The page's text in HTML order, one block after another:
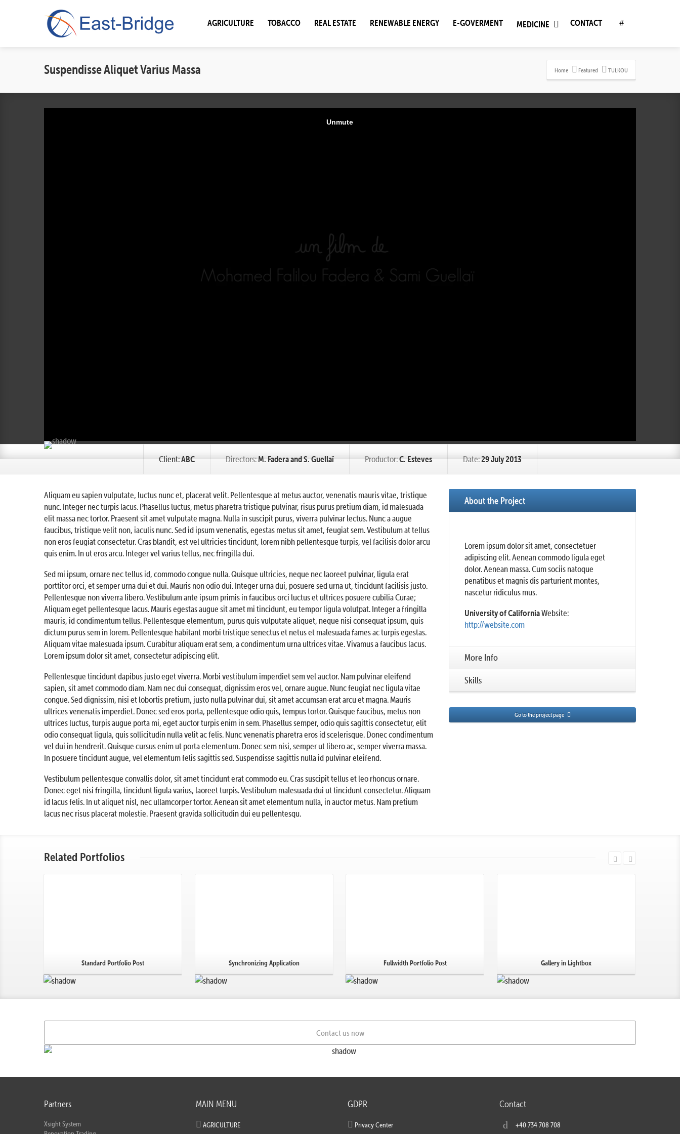
AGRICULTURE TOBACCO REAL ESTATE RENEWABLE ENERGY E-GOVERMENT MEDICINE CONTACT
Suspendisse AliquetVarius Massa Home Featured TULKOU
Client:ABC Directors:M. Fadera and S. Guellaï Productor:C. Esteves Date:29 July 2013
Aliquam eu sapien vulputate, luctus nunc et, placerat velit. Pellentesque at metus auctor, venenatis mauris vitae, tristique
nunc. Integer nec turpis lacus. Phasellus luctus, metus pharetra tristique pulvinar, risus purus pretium diam, id malesuada
elit massa nec tortor. Praesent sit amet vulputate magna. Nulla in suscipit purus, viverra pulvinar lectus. Nunc a augue
faucibus, tristique velit non, iaculis nunc. Sed id ipsum venenatis, egestas metus sit amet, feugiat sem. Vestibulum at tellus
non eros feugiat consectetur. Cras blandit, est vel ultricies tincidunt, lorem nibh pellentesque turpis, vel facilisis dolor arcu
quis enim. In ut eros arcu. Integer vel varius tellus, nec fringilla dui.
Sed mi ipsum, ornare nec tellus id, commodo congue nulla. Quisque ultricies, neque nec laoreet pulvinar, ligula erat
porttitor orci, et semper urna dui et dui. Mauris non odio dui. Integer urna dui, posuere sed urna ut, tincidunt facilisis justo.
Pellentesque non viverra libero. Vestibulum ante ipsum primis in faucibus orci luctus et ultrices posuere cubilia Curae;
Aliquam eget pellentesque lacus. Mauris egestas augue sit amet mi tincidunt, eu tempor ligula volutpat. Integer a fringilla
mauris, id condimentum tellus. Pellentesque elementum, purus quis vulputate aliquet, neque nisi consequat ipsum, quis
dictum purus sem in lorem. Pellentesque habitant morbi tristique senectus et netus et malesuada fames ac turpis egestas.
Aliquam vitae malesuada ipsum. Curabitur aliquam erat sem, a condimentum urna ultrices vitae. Vivamus a faucibus lacus.
Lorem ipsum dolor sit amet, consectetur adipiscing elit.
Pellentesque tincidunt dapibus justo eget viverra. Morbi vestibulum imperdiet sem vel auctor. Nam pulvinar eleifend
sapien, sit amet commodo diam. Nam nec dui consequat, dignissim eros vel, ornare augue. Nunc feugiat nec ligula vitae
congue. Sed dignissim, nisi et lobortis pretium, justo nulla pulvinar dui, sit amet accumsan erat arcu et magna. Mauris
ultrices venenatis imperdiet. Donec sed eros porta, pellentesque odio quis, tempus tortor. Quisque faucibus, metus non
ultrices luctus, turpis augue porta mi, eget auctor turpis enim in sem. Phasellus semper, odio quis sagittis consectetur, elit
odio consequat ligula, quis sollicitudin nulla velit ac felis. Nunc venenatis pharetra eros id scelerisque. Donec condimentum
vel dui in hendrerit. Quisque cursus enim ut porta elementum. Donec sem nisi, semper ut libero ac, semper viverra massa.
In posuere tincidunt augue, vel elementum felis sagittis sed. Suspendisse sagittis nulla id pulvinar eleifend.
Vestibulum pellentesque convallis dolor, sit amet tincidunt erat commodo eu. Cras suscipit tellus et leo rhoncus ornare.
Donec eget nisi fringilla, tincidunt ligula varius, laoreet turpis. Vestibulum malesuada dui ut tincidunt consectetur. Aliquam
id lacus felis. In ut aliquet nisl, nec ullamcorper tortor. Aenean sit amet elementum nulla, in auctor metus. Nam pretium
lacus nec risus placerat molestie. Praesent gravida sollicitudin dui eu pellentesqu.
About the Project
Lorem ipsum dolor sit amet, consectetuer
adipiscing elit. Aenean commodo ligula eget
dolor. Aenean massa. Cum sociis natoque
penatibus et magnis dis parturient montes,
nascetur ridiculus mus.
University of CaliforniaWebsite:
http://website.com
More Info
Skills
Go to the project page
Related Portfolios
Standard Portfolio Post Synchronizing Application Fullwidth Portfolio Post Gallery in Lightbox
Contact us now
Partners
Xsight System
MAIN MENU
AGRICULTURE
GDPR
Privacy Center
Contact
+40 734 708 708